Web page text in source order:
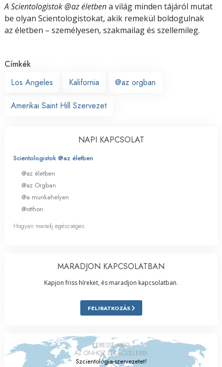
A Scientologistok @az életbena világ minden tájáról mutat
be olyan Scientologistokat, akik remekül boldogulnak
az életben – személyesen, szakmailag és szellemileg.
Címkék
Los Angeles
Kalifornia @az orgban
Amerikai Saint Hill Szervezet
NAPI KAPCSOLAT
Scientologistok @az életben
@az életben
@az Orgban
@a munkahelyen
@otthon
Hogyan maradj egészséges
MARADJON KAPCSOLATBAN
Kapjon friss híreket, és maradjon kapcsolatban.
FELIRATKOZÁS
KERESSE MEG
AZ ÖNHÖZ LEGKÖZELEBBI
Szcientológia-szervezetet!